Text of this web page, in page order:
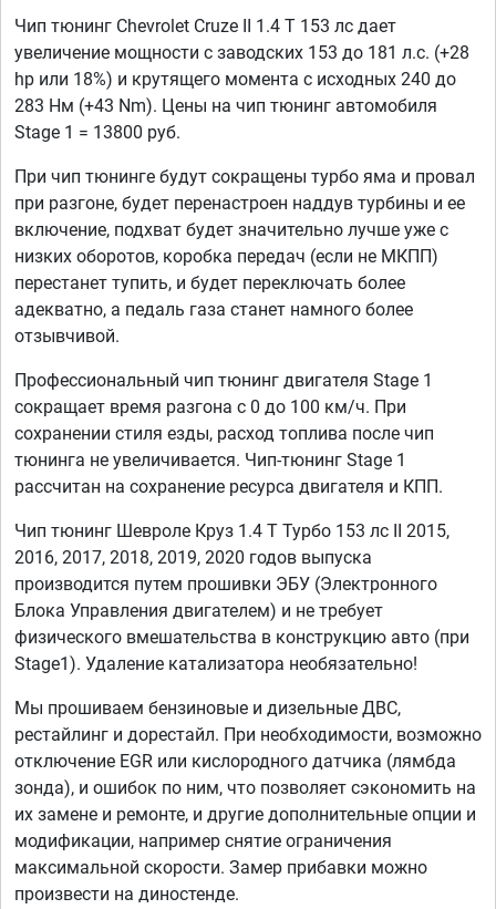
Чип тюнинг Chevrolet Cruze II 1.4 T 153 лс дает
увеличение мощности с заводских 153 до 181 л.с. (+28
hp или 18%) и крутящего момента с исходных 240 до
283 Нм (+43 Nm). Цены на чип тюнинг автомобиля
Stage 1 = 13800 руб.
При чип тюнинге будут сокращены турбо яма и провал
при разгоне, будет перенастроен наддув турбины и ее
включение, подхват будет значительно лучше уже с
низких оборотов, коробка передач (если не МКПП)
перестанет тупить, и будет переключать более
адекватно, а педаль газа станет намного более
отзывчивой.
Профессиональный чип тюнинг двигателя Stage 1
сокращает время разгона с 0 до 100 км/ч. При
сохранении стиля езды, расход топлива после чип
тюнинга не увеличивается. Чип-тюнинг Stage 1
рассчитан на сохранение ресурса двигателя и КПП.
Чип тюнинг Шевроле Круз 1.4 T Турбо 153 лс II 2015,
2016, 2017, 2018, 2019, 2020 годов выпуска
производится путем прошивки ЭБУ (Электронного
Блока Управления двигателем) и не требует
физического вмешательства в конструкцию авто (при
Stage1). Удаление катализатора необязательно!
Мы прошиваем бензиновые и дизельные ДВС,
рестайлинг и дорестайл. При необходимости, возможно
отключение EGR или кислородного датчика (лямбда
зонда), и ошибок по ним, что позволяет сэкономить на
их замене и ремонте, и другие дополнительные опции и
модификации, например снятие ограничения
максимальной скорости. Замер прибавки можно
произвести на диностенде.